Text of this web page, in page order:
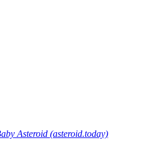
Asteroid (asteroid.today)